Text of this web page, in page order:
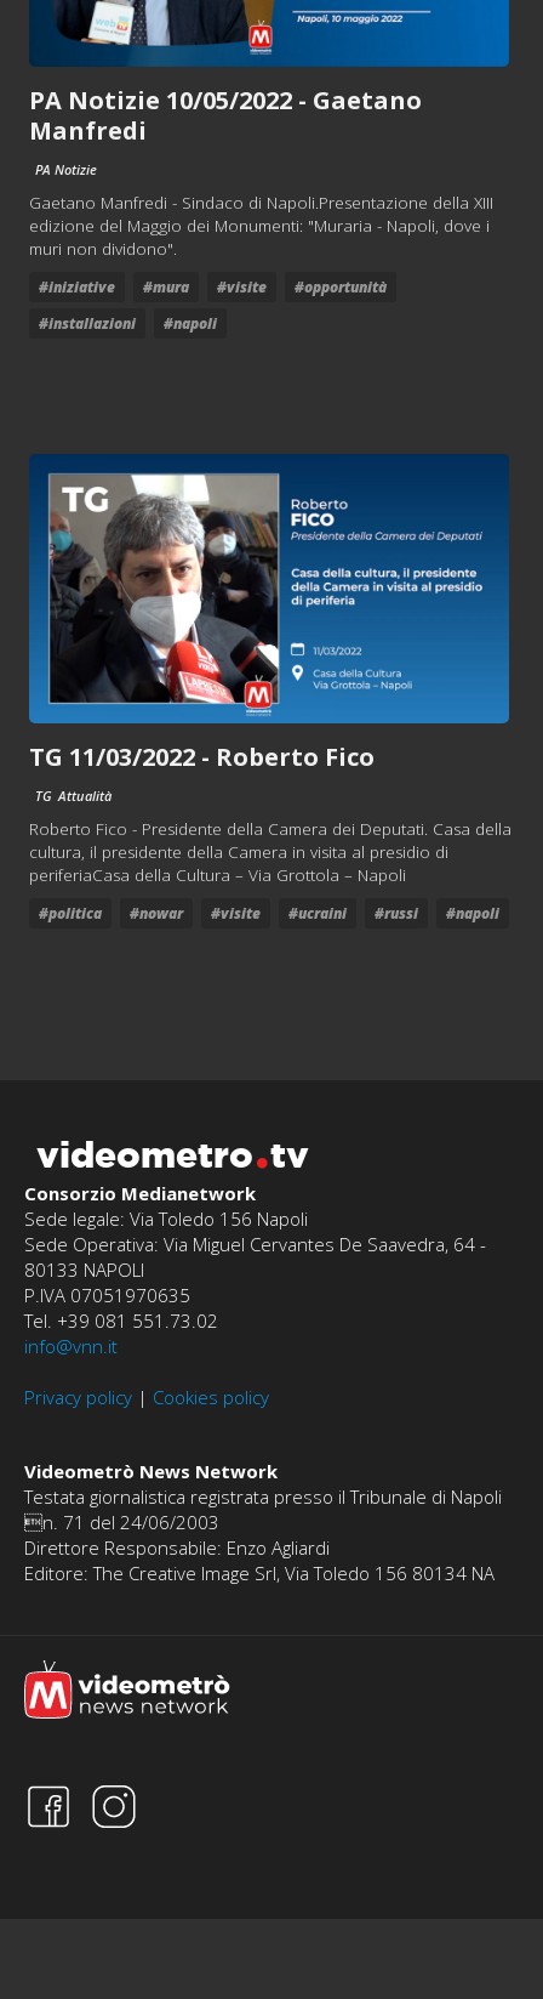
PA Notizie 10/05/2022 - Gaetano
Manfredi
PA Notizie
Gaetano Manfredi - Sindaco di Napoli.Presentazione della XIII
edizione del Maggio dei Monumenti: "Muraria - Napoli, dove i
muri non dividono".
#iniziative #mura #visite
#opportunità
#installazioni
#napoli
TG 11/03/2022 - Roberto Fico
TG Attualità
Roberto Fico - Presidente della Camera dei Deputati. Casa della
cultura, il presidente della Camera in visita al presidio di
periferiaCasa della Cultura – Via Grottola – Napoli
#politica #nowar #visite #ucraini #russi #napoli
videometro tv
Consorzio Medianetwork
Sede legale: Via Toledo 156 Napoli
Sede Operativa: Via Miguel Cervantes De Saavedra, 64 -
80133 NAPOLI
P.IVA 07051970635
Tel. +39 081 551.73.02
info@vnn.it
Privacy policy | Cookies policy
Videometrò News Network
Testata giornalistica registrata presso il Tribunale di Napoli
n. 71 del 24/06/2003
Direttore Responsabile: Enzo Agliardi
Editore: The Creative Image Srl, Via Toledo 156 80134 NA